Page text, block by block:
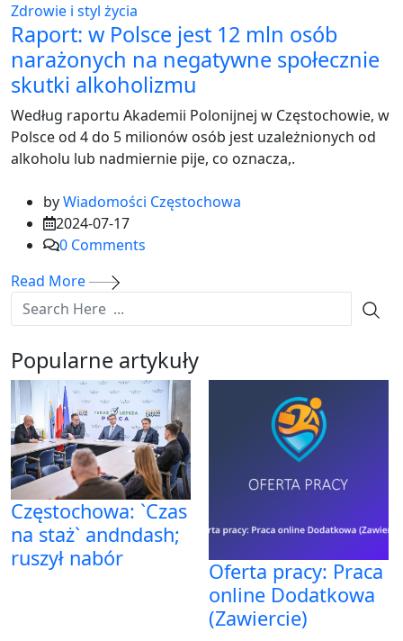
Zdrowie i styl życia
Raport: w Polsce jest 12 mln osób
narażonych na negatywne społecznie
skutki alkoholizmu
Według raportu Akademii Polonijnej w Częstochowie, w
Polsce od 4 do 5 milionów osób jest uzależnionych od
alkoholu lub nadmiernie pije, co oznacza,.
byWiadomości Częstochowa
2024-07-17
0 Comments
Read More
Popularne artykuły
Częstochowa: `Czas
na staż` andndash;
ruszył nabór
Oferta pracy: Praca
online Dodatkowa
(Zawiercie)